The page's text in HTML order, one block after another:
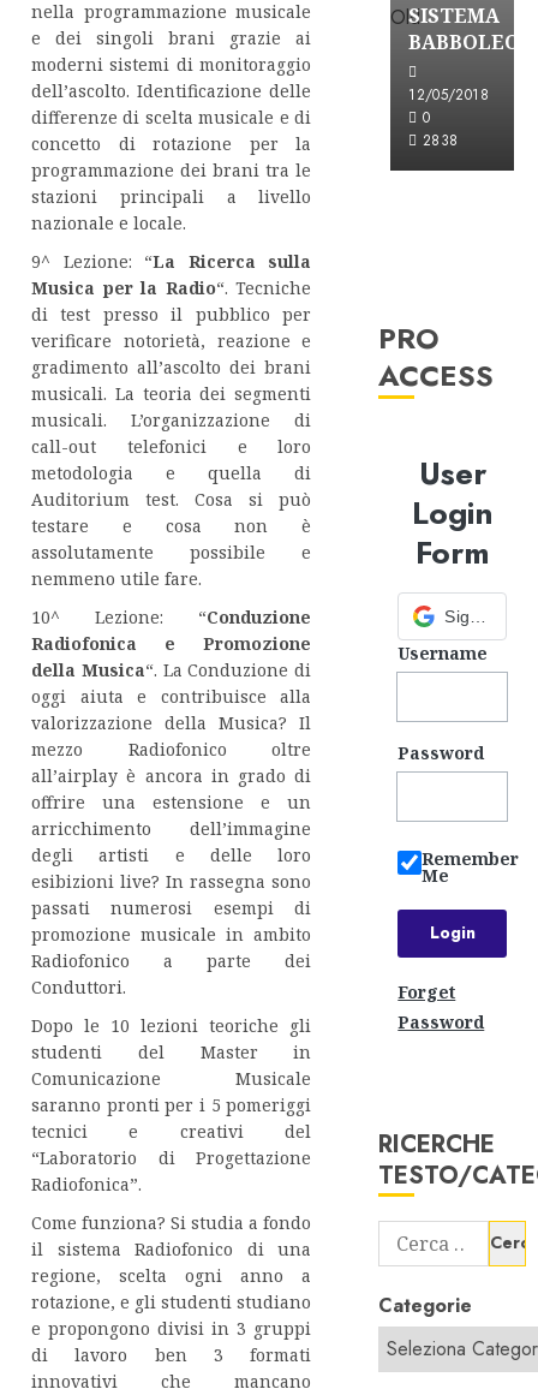
nella programmazione musicale
e dei singoli brani grazie ai
moderni sistemi di monitoraggio
dell’ascolto. Identificazione delle
differenze di scelta musicale e di
concetto di rotazione per la
programmazione dei brani tra le
stazioni principali a livello
nazionale e locale.
9^ Lezione: “La Ricerca sulla
Musica per la Radio“. Tecniche
di test presso il pubblico per
verificare notorietà, reazione e
gradimento all’ascolto dei brani
musicali. La teoria dei segmenti
musicali. L’organizzazione di
call-out telefonici e loro
metodologia e quella di
Auditorium test. Cosa si può
testare e cosa non è
assolutamente possibile e
nemmeno utile fare.
10^ Lezione: “Conduzione
Radiofonica e Promozione
della Musica“. La Conduzione di
oggi aiuta e contribuisce alla
valorizzazione della Musica? Il
mezzo Radiofonico oltre
all’airplay è ancora in grado di
offrire una estensione e un
arricchimento dell’immagine
degli artisti e delle loro
esibizioni live? In rassegna sono
passati numerosi esempi di
promozione musicale in ambito
Radiofonico a parte dei
Conduttori.
Dopo le 10 lezioni teoriche gli
studenti del Master in
Comunicazione Musicale
saranno pronti per i 5 pomeriggi
tecnici e creativi del
“Laboratorio di Progettazione
Radiofonica”.
Come funziona? Si studia a fondo
il sistema Radiofonico di una
regione, scelta ogni anno a
rotazione, e gli studenti studiano
e propongono divisi in 3 gruppi
di lavoro ben 3 formati
innovativi che mancano
SISTEMA
BABBOLEO
12/05/2018
0
2838
PRO
ACCESS
User
Login
Form
Username
Password
Remember
Me
Forget
Password
RICERCHE
TESTO/
Ricerca
per:
Categorie